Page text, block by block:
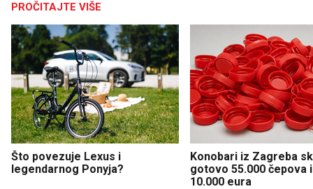
PROČITAJTE VIŠE
Što povezuje Lexus i
legendarnog Ponyja?
Konobari iz Zagreba
gotovo 55.000 čepova
10.000 eura